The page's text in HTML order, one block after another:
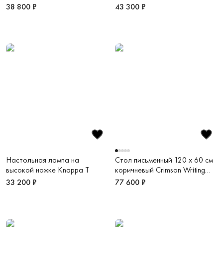
38 800 ₽
43 300 ₽
Настольная лампа на
высокой ножке Knappa T
33 200 ₽
Стол письменный 120 х 60 см
коричневый Crimson Writing
Desk
77 600 ₽